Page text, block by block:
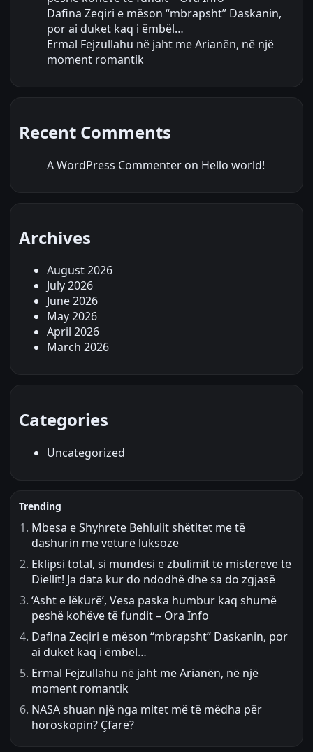
Dafina Zeqiri e mëson “mbrapsht” Daskanin,
por ai duket kaq i ëmbël…
Ermal Fejzullahu në jaht me Arianën, në një
moment romantik
Recent Comments
A WordPress Commenter on Hello world!
Archives
August 2026
July 2026
June 2026
May 2026
April 2026
March 2026
Categories
Uncategorized
Trending
Mbesa e Shyhrete Behlulit shëtitet me të
dashurin me veturë luksoze
Eklipsi total, si mundësi e zbulimit të mistereve të
Diellit! Ja data kur do ndodhë dhe sa do zgjasë
‘Asht e lëkurë’, Vesa paska humbur kaq shumë
peshë kohëve të fundit – Ora Info
Dafina Zeqiri e mëson “mbrapsht” Daskanin, por
ai duket kaq i ëmbël…
Ermal Fejzullahu në jaht me Arianën, në një
moment romantik
NASA shuan një nga mitet më të mëdha për
horoskopin? Çfarë?